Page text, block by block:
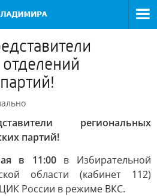
региональных
партий!
в 11:00в Избирательной
области (кабинет 112)
России в режиме ВКС.